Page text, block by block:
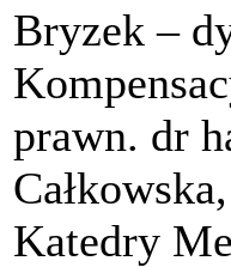
Bryzek –
prawn. dr
Katedry